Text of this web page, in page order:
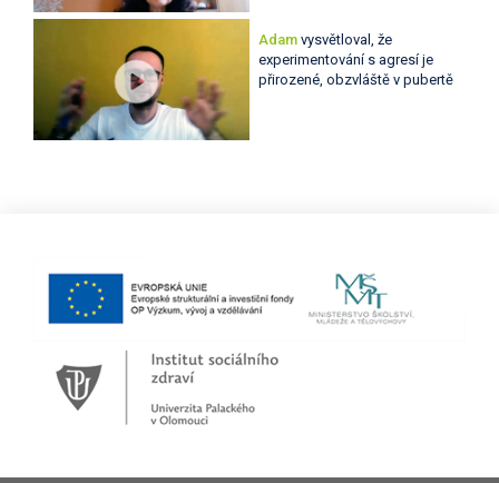
Adam vysvětloval, že
experimentování s agresí je
přirozené, obzvláště v pubertě